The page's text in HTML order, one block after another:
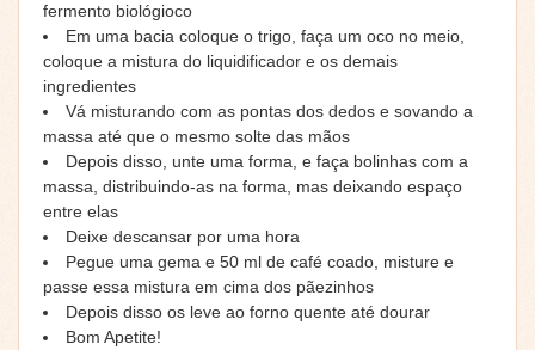
fermento biológioco
Em uma bacia coloque o trigo, faça um oco no meio,
coloque a mistura do liquidificador e os demais
ingredientes
Vá misturando com as pontas dos dedos e sovando a
massa até que o mesmo solte das mãos
Depois disso, unte uma forma, e faça bolinhas com a
massa, distribuindo-as na forma, mas deixando espaço
entre elas
Deixe descansar por uma hora
Pegue uma gema e 50 ml de café coado, misture e
passe essa mistura em cima dos pãezinhos
Depois disso os leve ao forno quente até dourar
Bom Apetite!